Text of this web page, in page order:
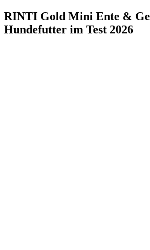
RINTI Gold Mini Ente &
Hundefutter im Test 2026